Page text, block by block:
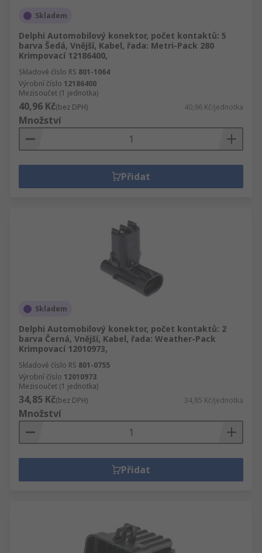
Skladem
Delphi Automobilový konektor, počet kontaktů: 5
barva Šedá, Vnější, Kabel, řada: Metri-Pack 280
Krimpovací 12186400,
Skladové číslo RS 801-1064
Výrobní číslo 12186400
Mezisoučet (1 jednotka)
40,96 Kč(bez DPH) 40,96 Kč/jednotka
Množství
Přidat
Skladem
Delphi Automobilový konektor, počet kontaktů: 2
barva Černá, Vnější, Kabel, řada: Weather-Pack
Krimpovací 12010973,
Skladové číslo RS 801-0755
Výrobní číslo 12010973
Mezisoučet (1 jednotka)
34,85 Kč(bez DPH) 34,85 Kč/jednotka
Množství
Přidat